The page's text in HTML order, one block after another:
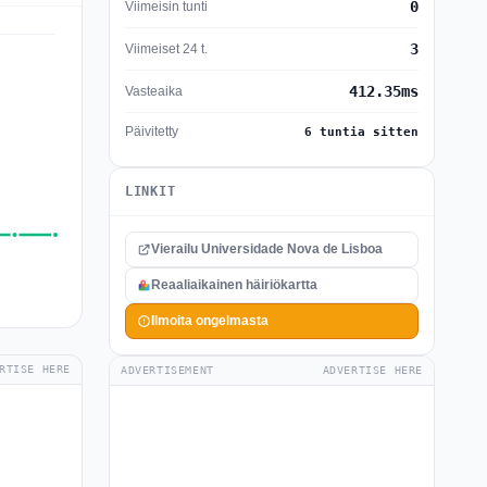
HERE
Viimeisin tunti 0
Viimeiset 24 t. 3
Vasteaika 412.35ms
Päivitetty 6 tuntia sitten
LINKIT
Vierailu Universidade Nova de Lisboa
Reaaliaikainen häiriökartta
Ilmoita ongelmasta
ADVERTISEMENT ADVERTISE HERE